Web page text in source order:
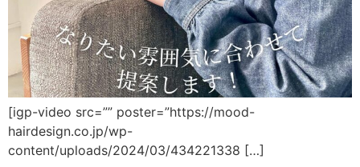
[igp-video src=”” poster=”https://mood-
hairdesign.co.jp/wp-
content/uploads/2024/03/434221338 […]